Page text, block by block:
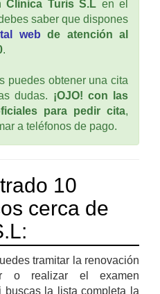
Clinica Turis S.L en el
saber que dispones
web de atención al
.
puedes obtener una cita
dudas. ¡OJO! con las
para pedir cita,
a teléfonos de pago.
10
cerca de
tramitar la renovación
o realizar el examen
buscas la lista completa la